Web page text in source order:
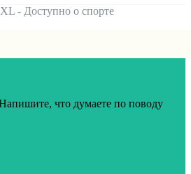
- Доступно о спорте
что думаете по поводу